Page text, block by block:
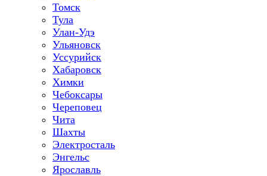
Томск
Тула
Улан-Удэ
Ульяновск
Уссурийск
Хабаровск
Химки
Чебоксары
Череповец
Чита
Шахты
Электросталь
Энгельс
Ярославль